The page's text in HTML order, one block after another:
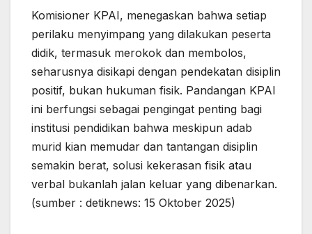
Komisioner KPAI, menegaskan bahwa setiap
perilaku menyimpang yang dilakukan peserta
didik, termasuk merokok dan membolos,
seharusnya disikapi dengan pendekatan disiplin
positif, bukan hukuman fisik. Pandangan KPAI
ini berfungsi sebagai pengingat penting bagi
institusi pendidikan bahwa meskipun adab
murid kian memudar dan tantangan disiplin
semakin berat, solusi kekerasan fisik atau
verbal bukanlah jalan keluar yang dibenarkan.
(sumber : detiknews: 15 Oktober 2025)